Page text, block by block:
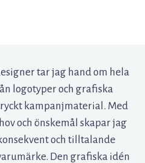
tar jag hand om hela
logotyper och grafiska
kampanjmaterial. Med
och önskemål skapar jag
och tilltalande
Den grafiska idén